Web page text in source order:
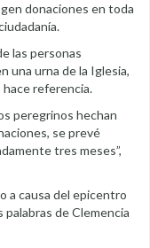
donaciones en toda
las personas
una urna de la Iglesia,
hace referencia.
peregrinos hechan
se prevé
tres meses”,
a causa del epicentro
palabras de Clemencia